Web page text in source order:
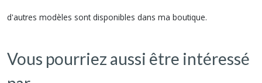
d'autres modèles sont disponibles dans ma boutique.
Vous pourriez aussi être intéressé